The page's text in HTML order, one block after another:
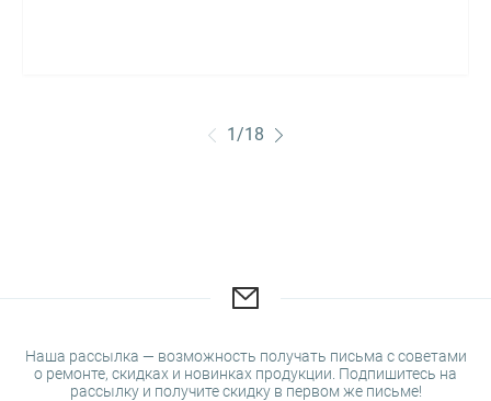
1/18
Наша рассылка — возможность получать письма с советами
о ремонте, скидках и новинках продукции. Подпишитесь на
рассылку и получите скидку в первом же письме!